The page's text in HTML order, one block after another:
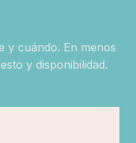
y cuándo. En menos
y disponibilidad.